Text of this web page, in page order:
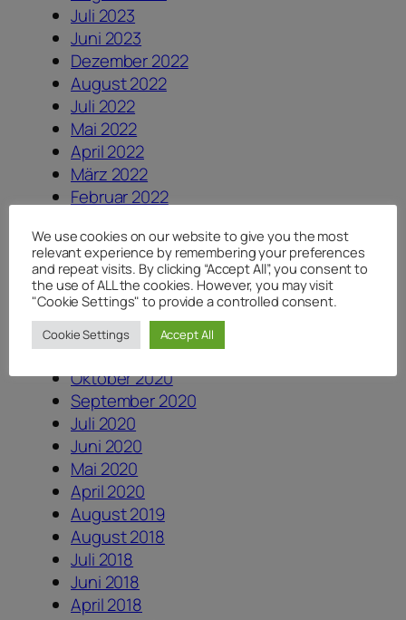
Juli 2023
Juni 2023
Dezember 2022
August 2022
Juli 2022
Mai 2022
April 2022
März 2022
Februar 2022
August 2021
Juli 2021
Juni 2021
Mai 2021
März 2021
Februar 2021
Oktober 2020
September 2020
Juli 2020
Juni 2020
Mai 2020
April 2020
August 2019
August 2018
Juli 2018
Juni 2018
April 2018
We use cookies on our website to give you the most
relevant experience by remembering your preferences
and repeat visits. By clicking “Accept All”, you consent to
the use of ALL the cookies. However, you may visit
"Cookie Settings" to provide a controlled consent.
Cookie Settings Accept All